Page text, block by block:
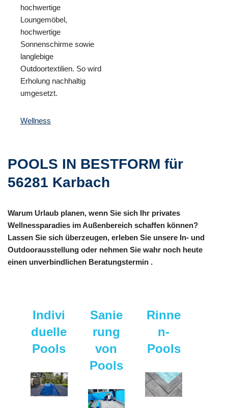
hochwertige
Loungemöbel,
hochwertige
Sonnenschirme sowie
langlebige
Outdoortextilien. So wird
Erholung nachhaltig
umgesetzt.
Wellness
POOLS IN BESTFORM für
56281 Karbach
Warum Urlaub planen, wenn Sie sich Ihr privates
Wellnessparadies im Außenbereich schaffen können?
Lassen Sie sich überzeugen, erleben Sie unsere In- und
Outdoorausstellung oder nehmen Sie wahr noch heute
einen unverbindlichen Beratungstermin .
Indivi
duelle
Pools
Sanie
rung
von
Pools
Rinne
n-
Pools